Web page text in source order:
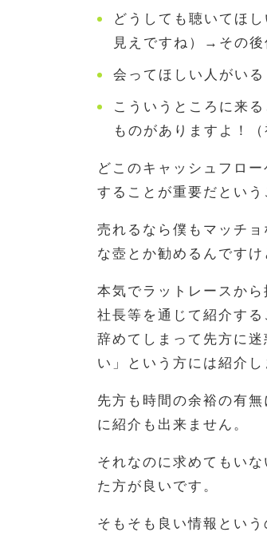
どうしても聴いてほ
見えですね）→その
会ってほしい人がい
こういうところに来
ものがありますよ！
どこのキャッシュフロ
することが重要だという
売れるなら僕もマッチ
な壺とか勧めるんですけ
本気でラットレースか
社長等を通じて紹介す
辞めてしまって先方に
い」という方には紹介し
先方も時間の余裕の有
に紹介も出来ません。
それなのに求めてもい
た方が良いです。
そもそも良い情報とい